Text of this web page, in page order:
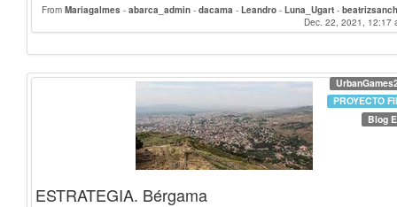
From Mariagalmes - abarca_admin - dacama - Leandro - Luna_Ugart -
assilbadgaoui-
-yolandajc-Nacho_Arto-Mariajose_999-olaia-belenruizpalacios-
Dec. 22, 2021, 12:17
PROYECTO
Blog
ESTRATEGIA. Bérgama